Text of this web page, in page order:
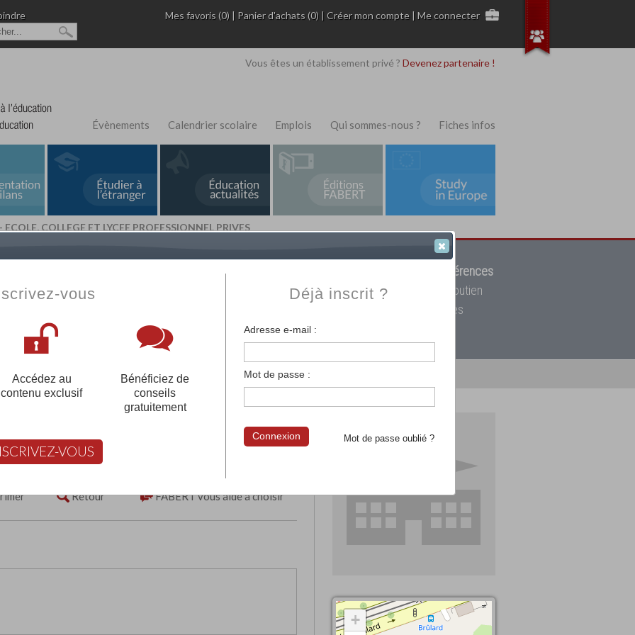
Mes favoris (0) | Panier d'achats (0) |Créer mon compte |Me connecter
Vous êtes un établissement privé ? Devenez partenaire !
Évènements Calendrier scolaire Emplois Qui sommes-nous ? Fiches infos
COLLEGE ET LYCEE PROFESSIONNEL PRIVES
Fabert.com
12908 références
votre établissement privé, du primaire au supérieur, mais aussi des cours de soutien
scolaire et des cours à distance. Ce moteur regroupe toutes les écoles privées
françaises et tous les établissements français à l'étranger.
votre compte pour être accompagné gratuitement dans votre recherche d'école
COLLEGE ET LYCEE
Retour FABERT vous aide à choisir
+
vous
Accédez au
contenu exclusif
Bénéficiez de
conseils
gratuitement
VOUS
Déjà inscrit ?
Adresse e-mail :
Mot de passe :
Mot de passe oublié ?
Connexion